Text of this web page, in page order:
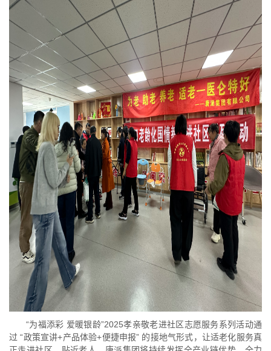
“为福添彩 爱暖银龄”2025孝亲敬老进社区志愿服务系列活动通
过 “政策宣讲+产品体验+便捷申报” 的接地气形式，让适老化服务真